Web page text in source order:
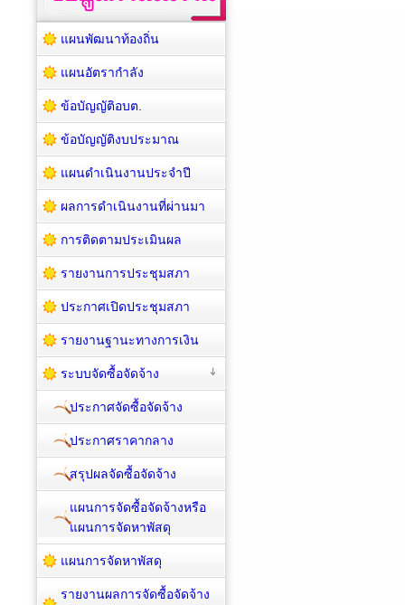
แผนพัฒนาท้องถิ่น
แผนอัตรากำลัง
ข้อบัญญัติอบต.
ข้อบัญญัติงบประมาณ
แผนดำเนินงานประจำปี
ผลการดำเนินงานที่ผ่านมา
การติดตามประเมินผล
รายงานการประชุมสภา
ประกาศเปิดประชุมสภา
รายงานฐานะทางการเงิน
ระบบจัดซื้อจัดจ้าง
ประกาศจัดซื้อจัดจ้าง
ประกาศราคากลาง
สรุปผลจัดซื้อจัดจ้าง
แผนการจัดซื้อจัดจ้างหรือ
แผนการจัดหาพัสดุ
แผนการจัดหาพัสดุ
รายงานผลการจัดซื้อจัดจ้าง